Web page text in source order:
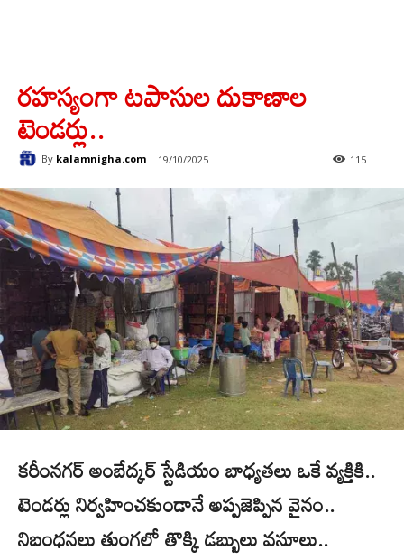
రహస్యంగా టపాసుల దుకాణాల
టెండర్లు..
By kalamnigha.com 19/10/2025 115
కరీంనగర్ అంబేద్కర్ స్టేడియం బాధ్యతలు ఒకే వ్యక్తికి..
టెండర్లు నిర్వహించకుండానే అప్పజెప్పిన వైనం..
నిబంధనలు తుంగలో తొక్కి డబ్బులు వసూలు..